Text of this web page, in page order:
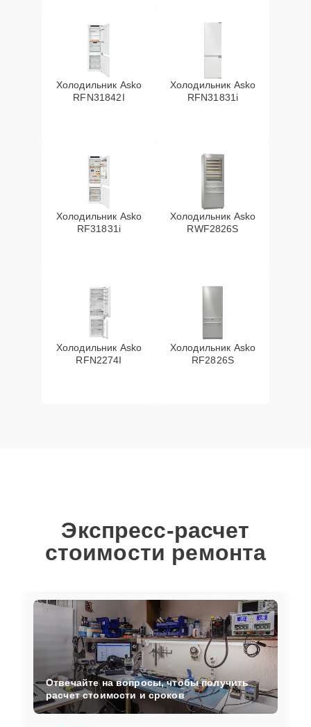
Холодильник Asko
RFN31842I
Холодильник Asko
RFN31831i
Холодильник Asko
RF31831i
Холодильник Asko
RWF2826S
Холодильник Asko
RFN2274I
Холодильник Asko
RF2826S
Экспресс-расчет
стоимости ремонта
Отвечайте на вопросы, чтобы получить
расчет стоимости и сроков